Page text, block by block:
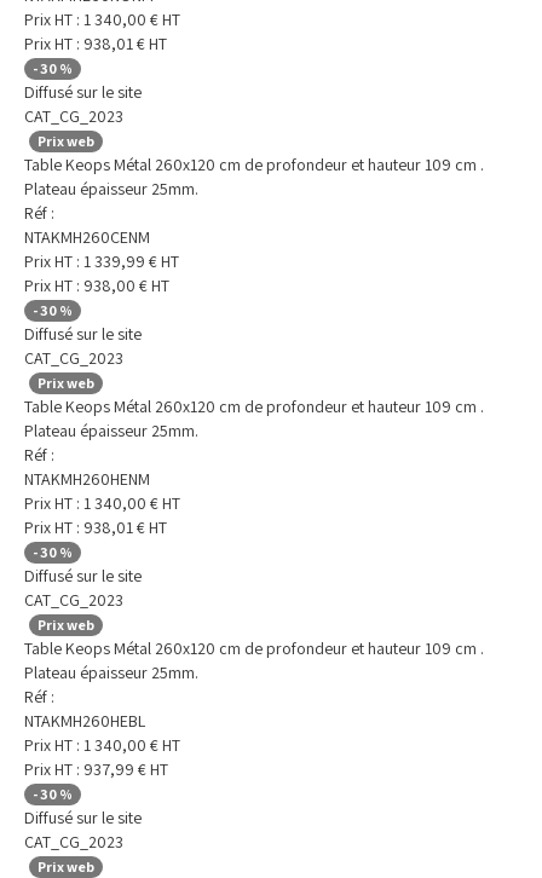
Prix HT : 1 340,00 € HT
Prix HT : 938,01€ HT
-30 %
Diffusé sur le site
CAT_CG_2023
Prix web
Table Keops Métal 260x120 cm de profondeur et hauteur 109 cm .
Plateau épaisseur 25mm.
Réf :
NTAKMH260CENM
Prix HT : 1 339,99 € HT
Prix HT : 938,00 € HT
-30 %
Diffusé sur le site
CAT_CG_2023
Prix web
Table Keops Métal 260x120 cm de profondeur et hauteur 109 cm .
Plateau épaisseur 25mm.
Réf :
NTAKMH260HENM
Prix HT : 1 340,00 € HT
Prix HT : 938,01€ HT
-30 %
Diffusé sur le site
CAT_CG_2023
Prix web
Table Keops Métal 260x120 cm de profondeur et hauteur 109 cm .
Plateau épaisseur 25mm.
Réf :
NTAKMH260HEBL
Prix HT : 1 340,00 € HT
Prix HT : 937,99 € HT
-30 %
Diffusé sur le site
CAT_CG_2023
Prix web